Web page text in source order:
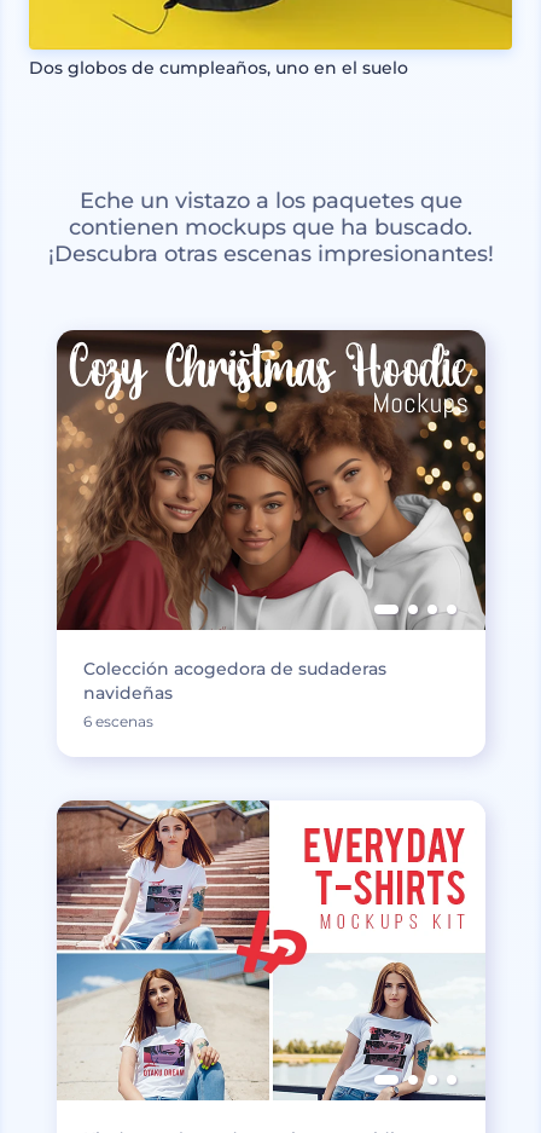
Dos globos de cumpleaños, uno en el suelo
Eche un vistazo a los paquetes que
contienen mockups que ha buscado.
¡Descubra otras escenas impresionantes!
Colección acogedora de sudaderas
navideñas
6 escenas